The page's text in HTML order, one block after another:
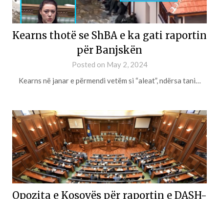
Kearns thotë se ShBA e ka gati raportin
për Banjskën
Posted on May 2, 2024
Kearns në janar e përmendi vetëm si “aleat”, ndërsa tani…
Opozita e Kosovës për raportin e DASH-